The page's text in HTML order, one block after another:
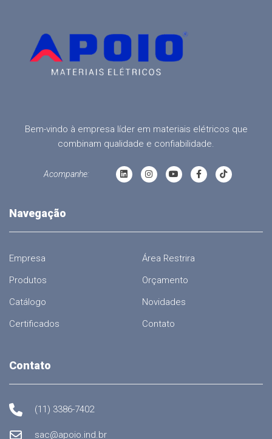
Bem-vindo à empresa líder em materiais elétricos que
combinam qualidade e confiabilidade.
Acompanhe:
Navegação
Empresa
Produtos
Catálogo
Certificados
Área Restrira
Orçamento
Novidades
Contato
Contato
(11) 3386-7402
sac@apoio.ind.br